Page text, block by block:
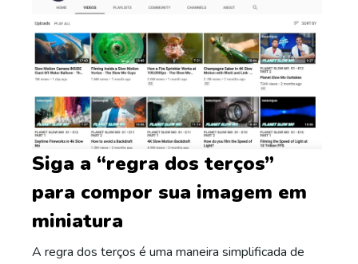
Siga a “regra dos terços”
para compor sua imagem em
miniatura
A regra dos terços é uma maneira simplificada de